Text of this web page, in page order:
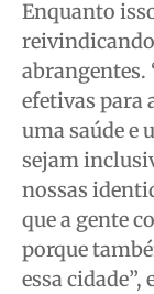
Enquanto
efetivas para
uma saúde e
sejam
nossas
que a gente
porque
essa cidade”,